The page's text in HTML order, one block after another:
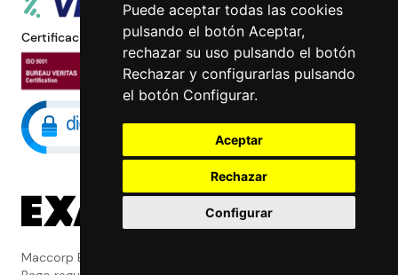
Puede aceptar todas las cookies
pulsando el botón Aceptar,
rechazar su uso pulsando el botón
Rechazar y configurarlas pulsando
el botón Configurar.
Aceptar
Rechazar
Configurar
Certificaciones
Maccorp Exact Change es una Entidad de